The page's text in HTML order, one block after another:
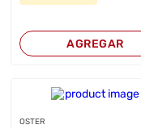
AGREGAR
OSTER